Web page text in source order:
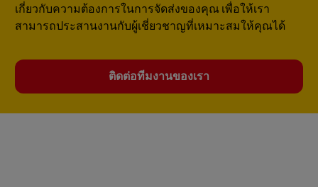
เกี่ยวกับความต้องการในการจัดส่งของคุณ เพื่อให้เรา
สามารถประสานงานกับผู้เชี่ยวชาญที่เหมาะสมให้คุณได้
ติดต่อทีมงานของเรา